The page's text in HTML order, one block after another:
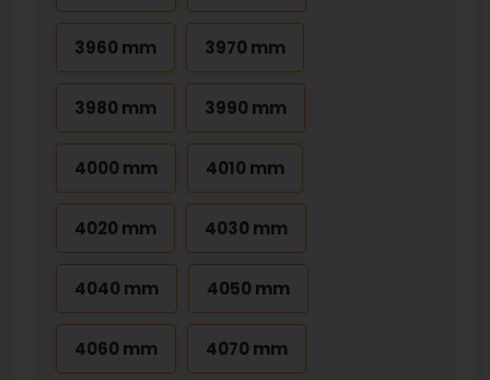
3960 mm 3970 mm
3980 mm 3990 mm
4000 mm 4010 mm
4020 mm 4030 mm
4040 mm 4050 mm
4060 mm 4070 mm